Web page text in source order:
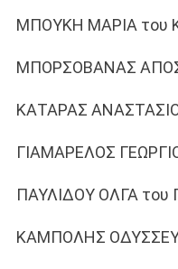
ΜΠΟΥΚΗ ΜΑΡΙΑ του
ΜΠΟΡΣΟΒΑΝΑΣ
ΚΑΤΑΡΑΣ
ΓΙΑΜΑΡΕΛΟΣ
ΠΑΥΛΙΔΟΥ ΟΛΓΑ του
ΚΑΜΠΟΛΗΣ